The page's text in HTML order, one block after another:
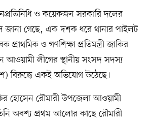
ও কয়েকজন সরকারি দলের
জানা গেছে, এক দশক ধরে থানার পাইলট
প্রাথমিক ও গণশিক্ষা প্রতিমন্ত্রী জাকির
আওয়ামী লীগের স্থানীয় সংসদ সদস্য
বিরুদ্ধে একই অভিযোগ উঠেছে।
হোসেন রৌমারী উপজেলা আওয়ামী
অবশ্য প্রথম আলোর কাছে রৌমারী